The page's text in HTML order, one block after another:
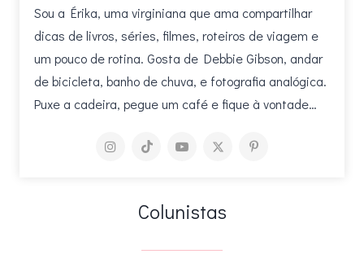
Sou a Érika, uma virginiana que ama compartilhar
dicas de livros, séries, filmes, roteiros de viagem e
um pouco de rotina. Gosta de Debbie Gibson, andar
de bicicleta, banho de chuva, e fotografia analógica.
Puxe a cadeira, pegue um café e fique à vontade…
Colunistas